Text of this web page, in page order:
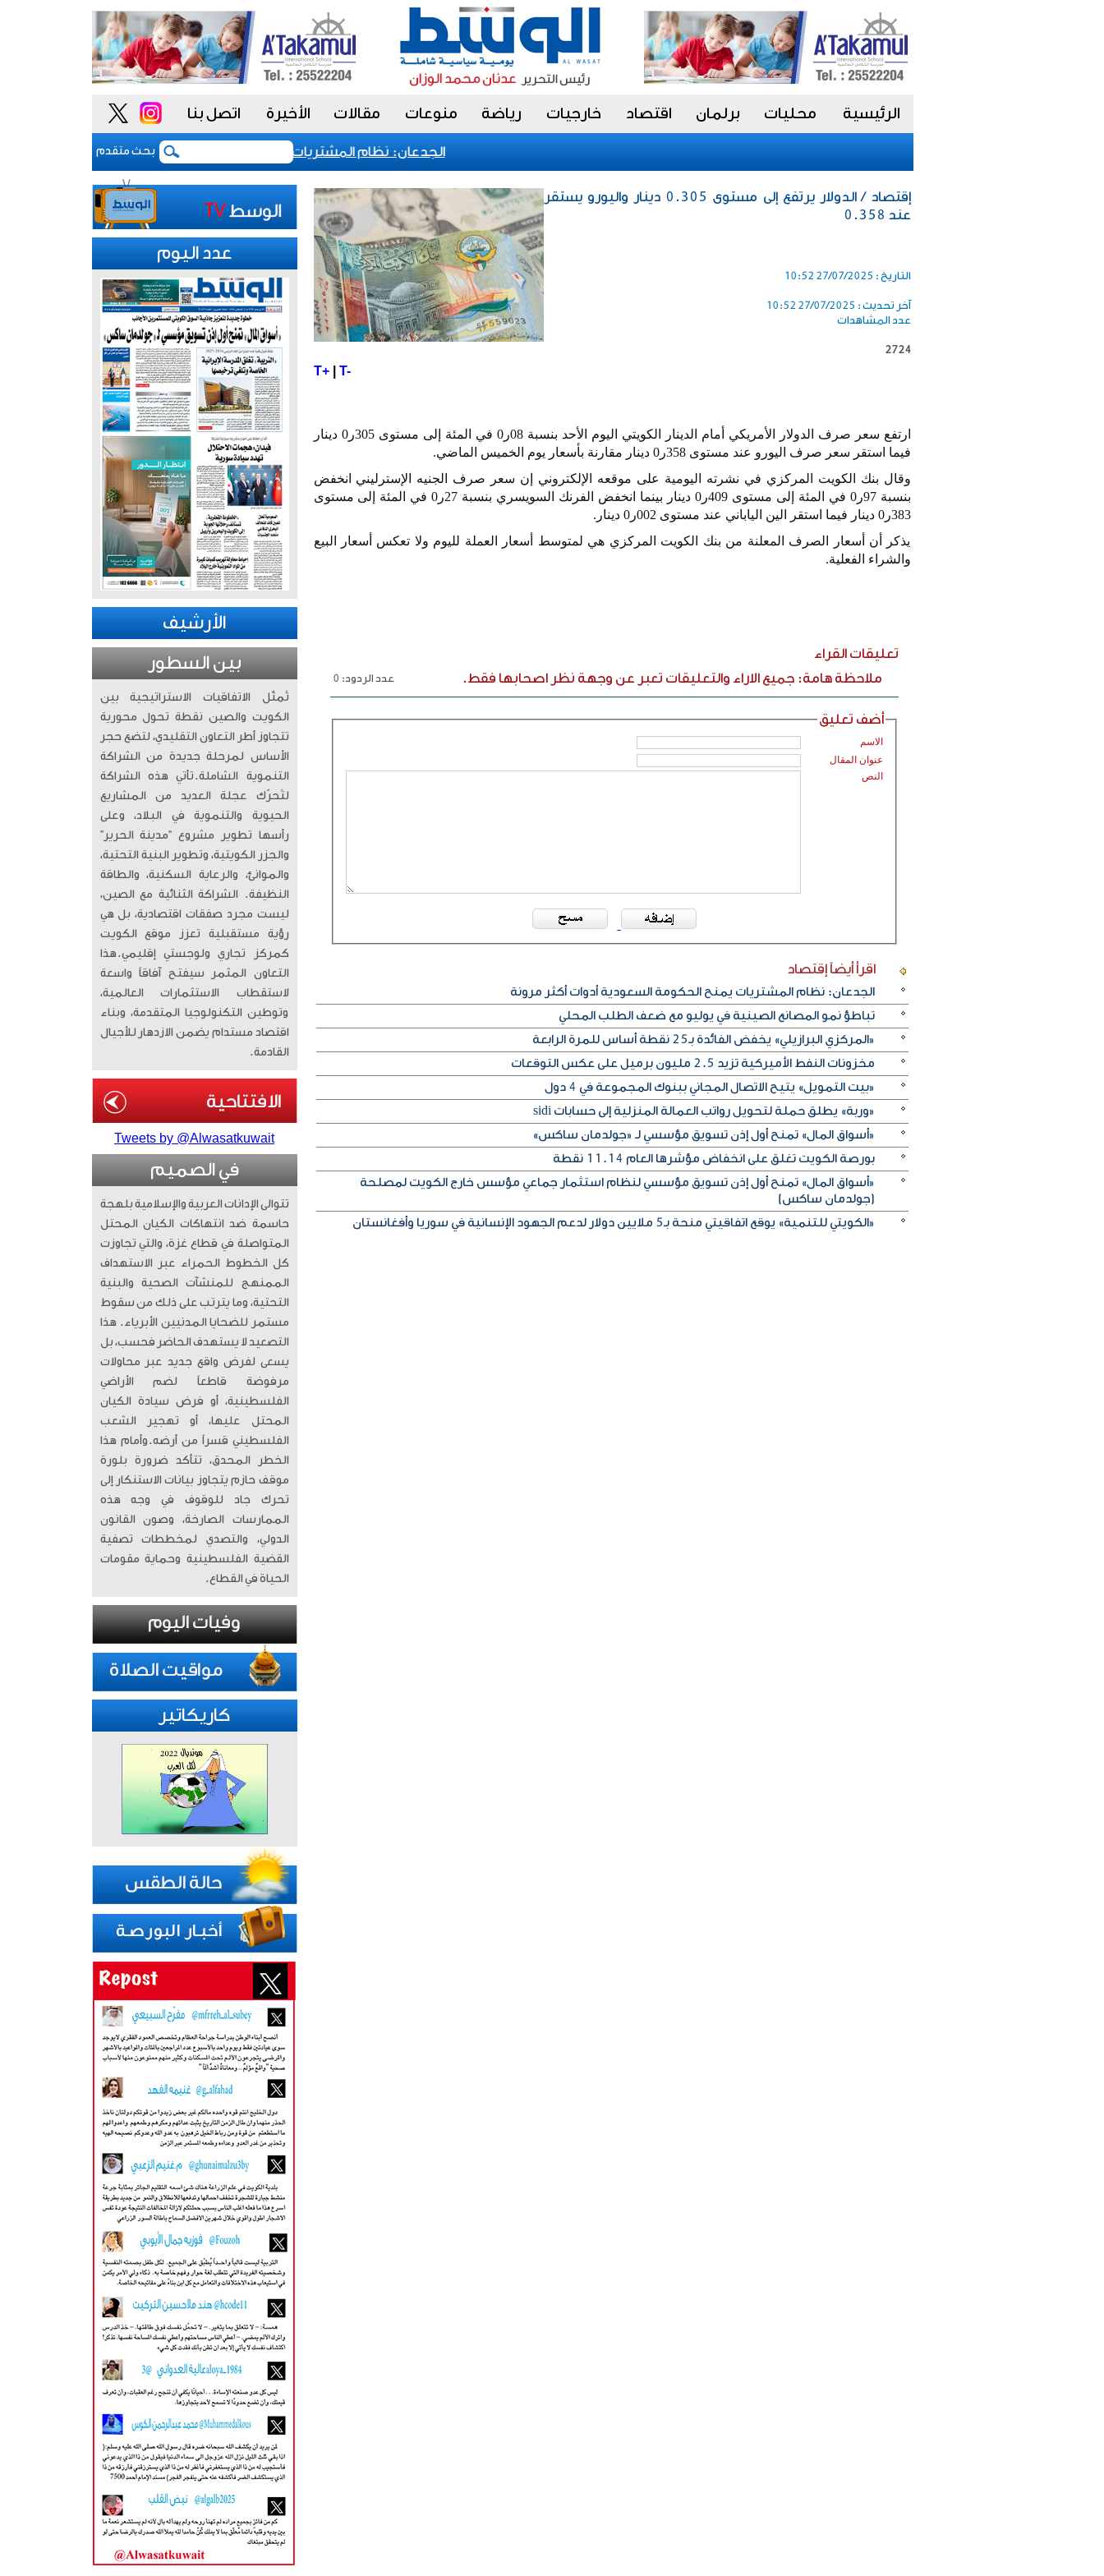
الرئيسية محليات برلمان اقتصاد خارجيات رياضة منوعات مقالات الأخيرة اتصل بنا
بحث متقدم
الجدعان: نظام المشتريات يمنح الحكومة السعودية أدوات أكثر مرونة
إقتصاد / الدولار يرتفع إلى مستوى 0.305 دينار واليورو يستقر
عند 0.358
التاريخ : 27/07/2025 10:52
آخر تحديث : 27/07/2025 10:52
عدد المشاهدات
2724
T+| T-
ارتفع سعر صرف الدولار الأمريكي أمام الدينار الكويتي اليوم الأحد بنسبة08ر0 في المئة إلى مستوى305ر0 دينار
فيما استقر سعر صرف اليورو عند مستوى358ر0 دينار مقارنة بأسعار يوم الخميس الماضي.
وقال بنك الكويت المركزي في نشرته اليومية على موقعه الإلكتروني إن سعر صرف الجنيه الإسترليني انخفض
بنسبة97ر0 في المئة إلى مستوى409ر0 دينار بينما انخفض الفرنك السويسري بنسبة 27ر 0في المئة إلى مستوى
383ر0 دينار فيما استقر الين الياباني عند مستوى 002ر0 دينار.
يذكر أن أسعار الصرف المعلنة من بنك الكويت المركزي هي لمتوسط أسعار العملة لليوم ولا تعكس أسعار البيع
والشراء الفعلية.
تعليقات القراء
ملاحظة هامة: جميع الاراء والتعليقات تعبر عن وجهة نظر اصحابها فقط.
عدد الردود: 0
أضف تعليق
الاسم
عنوان المقال
النص
اقرأ أيضاًإقتصاد
الجدعان: نظام المشتريات يمنح الحكومة السعودية أدوات أكثر مرونة
تباطؤ نمو المصانع الصينية في يوليو مع ضعف الطلب المحلي
«المركزي البرازيلي» يخفض الفائدة بـ25 نقطة أساس للمرة الرابعة
مخزونات النفط الأميركية تزيد 2.5 مليون برميل على عكس التوقعات
«بيت التمويل» يتيح الاتصال المجاني ببنوك المجموعة في 4 دول
«وربة» يطلق حملة لتحويل رواتب العمالة المنزلية إلى حسابات sidi
«أسواق المال» تمنح أول إذن تسويق مؤسسي لـ «جولدمان ساكس»
بورصة الكويت تغلق على انخفاض مؤشرها العام 11.14 نقطة
«أسواق المال» تمنح أول إذن تسويق مؤسسي لنظام استثمار جماعي مؤسس خارج الكويت لمصلحة
(جولدمان ساكس)
«الكويتي للتنمية» يوقع اتفاقيتي منحة بـ5 ملايين دولار لدعم الجهود الإنسانية في سوريا وأفغانستان
عدد اليوم
الأرشيف
بين السطور
تُمثّل الاتفاقيات الاستراتيجية بين
الكويت والصين نقطة تحول محورية
تتجاوز أطر التعاون التقليدي، لتضع حجر
الأساس لمرحلة جديدة من الشراكة
التنموية الشاملة. ​تأتي هذه الشراكة
لتُحرّك عجلة العديد من المشاريع
الحيوية والتنموية في البلاد، وعلى
رأسها تطوير مشروع “مدينة الحرير”
والجزر الكويتية، وتطوير البنية التحتية،
والموانئ، والرعاية السكنية، والطاقة
النظيفة. الشراكة الثنائية مع الصين،
ليست مجرد صفقات اقتصادية، بل هي
رؤية مستقبلية تعزز موقع الكويت
كمركز تجاري ولوجستي إقليمي. ​هذا
التعاون المثمر سيفتح آفاقاً واسعة
لاستقطاب الاستثمارات العالمية،
وتوطين التكنولوجيا المتقدمة، وبناء
اقتصاد مستدام يضمن الازدهار للأجيال
القادمة.
Tweets by @Alwasatkuwait
في الصميم
تتوالى الإدانات العربية والإسلامية بلهجة
حاسمة ضد انتهاكات الكيان المحتل
المتواصلة في قطاع غزة، والتي تجاوزت
كل الخطوط الحمراء عبر الاستهداف
الممنهج للمنشآت الصحية والبنية
التحتية، وما يترتب على ذلك من سقوط
مستمر للضحايا المدنيين الأبرياء. ​ هذا
التصعيد لا يستهدف الحاضر فحسب، بل
يسعى لفرض واقع جديد عبر محاولات
مرفوضة قاطعاً لضم الأراضي
الفلسطينية، أو فرض سيادة الكيان
المحتل عليها، أو تهجير الشعب
الفلسطيني قسراً من أرضه. ​وأمام هذا
الخطر المحدق، تتأكد ضرورة بلورة
موقف حازم يتجاوز بيانات الاستنكار إلى
تحرك جاد للوقوف في وجه هذه
الممارسات الصارخة، وصون القانون
الدولي، والتصدي لمخططات تصفية
القضية الفلسطينية وحماية مقومات
الحياة في القطاع.
كاريكاتير